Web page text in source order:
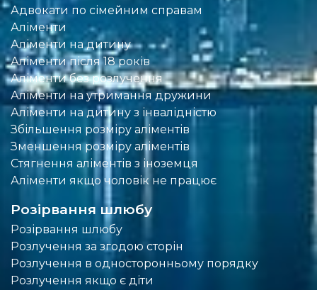
Адвокати по сімейним справам
Аліменти
Аліменти на дитину
Аліменти після 18 років
Аліменти без розлучення
Аліменти на утримання дружини
Аліменти на дитину з інвалідністю
Збільшення розміру аліментів
Зменшення розміру аліментів
Стягнення аліментів з іноземця
Аліменти якщо чоловік не працює
Розірвання шлюбу
Розірвання шлюбу
Розлучення за згодою сторін
Розлучення в односторонньому порядку
Розлучення якщо є діти